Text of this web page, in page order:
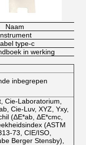
Naam
type-c
in werking
inbegrepen
Cie-Laboratorium,
Cie-Luv, XYZ, Yxy,
(ΔE*ab, ΔE*cmc,
(ASTM
73, CIE/ISO,
Berger Stensby),